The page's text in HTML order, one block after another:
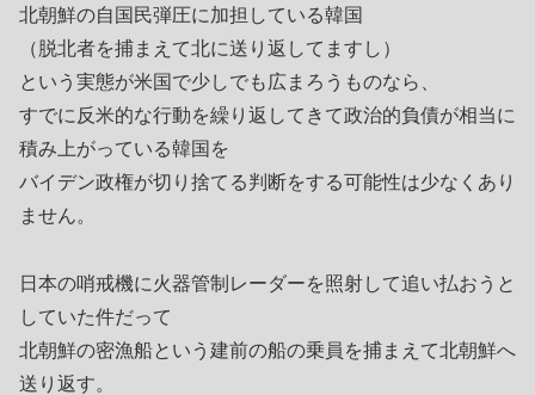
北朝鮮の自国民弾圧に加担している韓国
（脱北者を捕まえて北に送り返してますし）
という実態が米国で少しでも広まろうものなら、
すでに反米的な行動を繰り返してきて政治的負債が相当に
積み上がっている韓国を
バイデン政権が切り捨てる判断をする可能性は少なくあり
ません。
日本の哨戒機に火器管制レーダーを照射して追い払おうと
していた件だって
北朝鮮の密漁船という建前の船の乗員を捕まえて北朝鮮へ
送り返す。